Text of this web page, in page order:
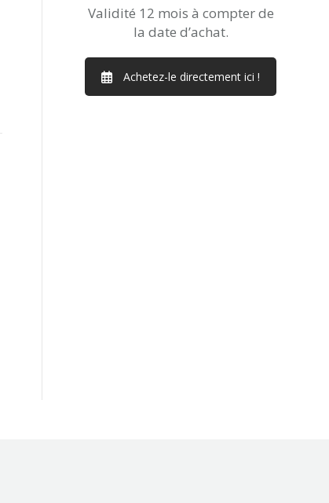
Validité 12 mois à compter de
la date d’achat.
Achetez-le directement ici !